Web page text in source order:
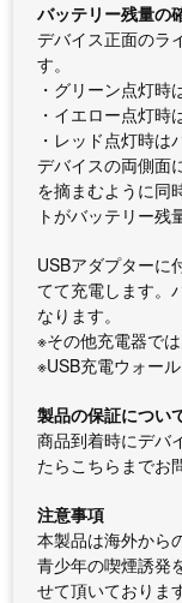
バッテリー残量の
デバイス正面のラ
す。
・グリーン点灯
・イエロー点灯
・レッド点灯時
デバイスの両側面
を摘まむように同
トがバッテリー残
USBアダプターに
てて充電します。
なります。
※その他充電器で
※USB充電ウォー
製品の保証につい
商品到着時にデバ
たらこちらまでお
注意事項
本製品は海外から
青少年の喫煙誘発
せて頂いておりま